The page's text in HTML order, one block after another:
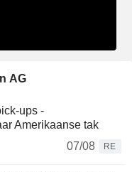
AG
ups -
Amerikaanse tak
07/08
RE